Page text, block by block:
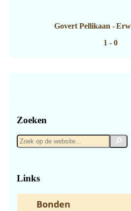
Govert Pellikaan -
1 - 0
Zoeken
Zoek
op
Links
Bonden